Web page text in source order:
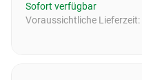
Sofort verfügbar
Voraussichtliche Lieferzeit: